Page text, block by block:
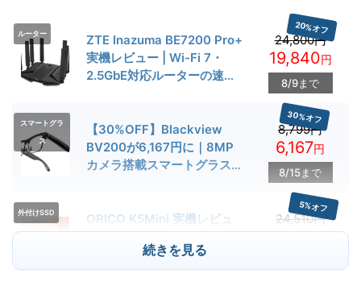
ルーター
ZTE Inazuma BE7200 Pro+
実機レビュー | Wi-Fi 7・
2.5GbE対応ルーターの速度
24,800円
20%オフ
19,840円
8/9まで
スマートグラ
ス
【30%OFF】Blackview
BV200が6,167円に｜8MP
カメラ搭載スマートグラス用
8,799円
30%オフ
6,167円
8/15まで
外付けSSD
ORICO K5Mini 実機レビュ
ー | スマホの容量不足対策に
便利な小型外付けSSD
24,510円
5%オフ
23,284
続きを見る